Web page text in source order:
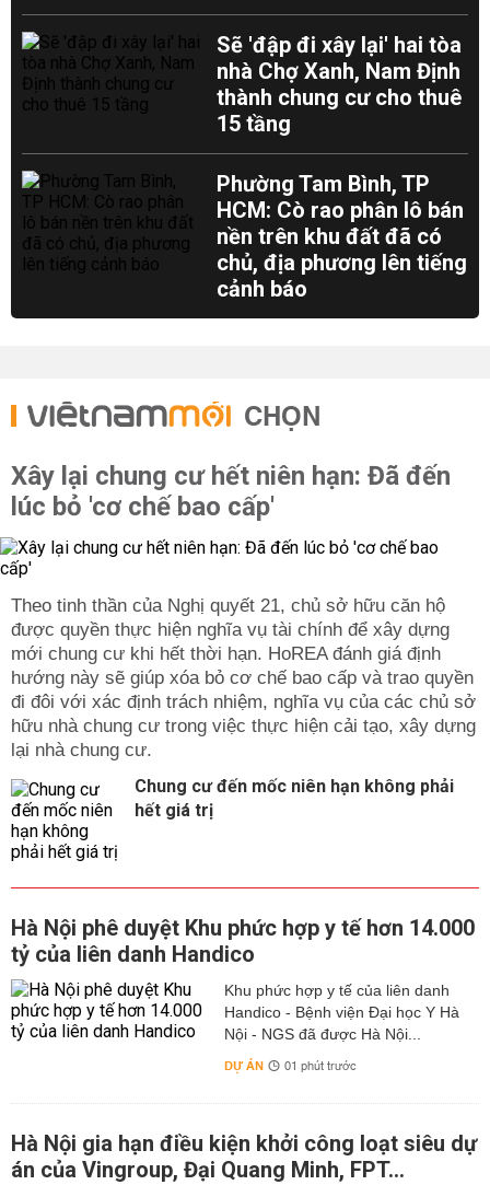
Sẽ 'đập đi xây lại' hai tòa
nhà Chợ Xanh, Nam Định
thành chung cư cho thuê
15 tầng
Phường Tam Bình, TP
HCM: Cò rao phân lô bán
nền trên khu đất đã có
chủ, địa phương lên tiếng
cảnh báo
CHỌN
Xây lại chung cư hết niên hạn: Đã đến
lúc bỏ 'cơ chế bao cấp'
Theo tinh thần của Nghị quyết 21, chủ sở hữu căn hộ
được quyền thực hiện nghĩa vụ tài chính để xây dựng
mới chung cư khi hết thời hạn. HoREA đánh giá định
hướng này sẽ giúp xóa bỏ cơ chế bao cấp và trao quyền
đi đôi với xác định trách nhiệm, nghĩa vụ của các chủ sở
hữu nhà chung cư trong việc thực hiện cải tạo, xây dựng
lại nhà chung cư.
Chung cư đến mốc niên hạn không phải
hết giá trị
Hà Nội phê duyệt Khu phức hợp y tế hơn 14.000
tỷ của liên danh Handico
Khu phức hợp y tế của liên danh
Handico - Bệnh viện Đại học Y Hà
Nội - NGS đã được Hà Nội...
DỰ ÁN 01 phút trước
Hà Nội gia hạn điều kiện khởi công loạt siêu dự
án của Vingroup, Đại Quang Minh, FPT...